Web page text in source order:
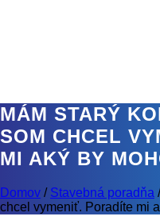
MÁM STARÝ
SOM CHCEL
MI AKÝ BY
Domov / Stavebná poradňa
chcel vymeniť. Poradíte mi